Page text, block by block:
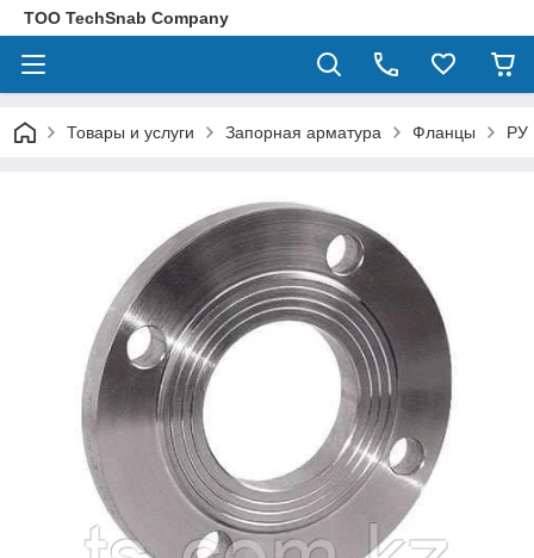
ТОО TechSnab Company
Товары и услуги Запорная арматура Фланцы РУ